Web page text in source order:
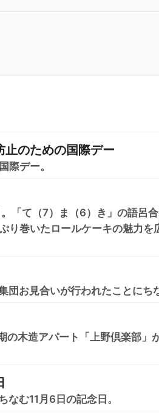
のための国際デー
際デー。
「て（7）ま（6）き」の語呂
り巻いたロールケーキの魅力を
お見合いが行われたことにち
の木造アパート「上野倶楽部」
なむ11月6日の記念日。